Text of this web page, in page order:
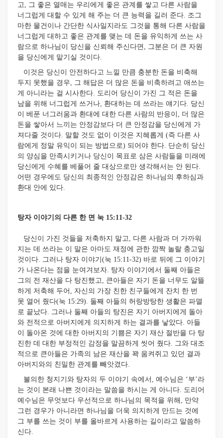
고, 그 좋은 열매는 우리에게 좋은 관계를 쌓고 다른 사람을
너그럽게 대할 수 있게 해 주는 더 큰 능력을 길러 준다. 조그
마한 물건이나 간단한 식사일지라도 그것을 통해 다른 사람을
너그럽게 대하고 좋은 관계를 맺는 데 돈을 유익하게 쓰는 사
람으로 하나님이 당신을 신뢰해 주신다면, 그분은 더 큰 자원
을 당신에게 맡기실 것이다.
이것은 당신이 안전하다고 느낄 만큼 충분한 돈을 비축해
두지 못했을 경우, 그 해답은 더 많은 돈을 비축하려고 애쓰는
게 아니라는 걸 시사한다. 도리어 당신이 가진 그 적은 돈을
남을 위해 너그럽게 쓰거나, 환대하는 데 쓰라는 얘기다. 당신
이 베푼 너그러움과 환대에 대한 다른 사람의 반응이, 더 많은
돈을 쌓아서 느끼는 안정감보다 더 큰 안정감을 당신에게 가
져다줄 것이다. 말할 것도 없이 이것은 지혜롭게 (즉 다른 사
람에게 정말 유익이 되는 방법으로) 되어야 한다. 단순히 당신
의 양심을 만족시키거나 당신이 목표로 삼은 사람들을 미래에
당신에게 수혜를 베풀어 줄 대상으로만 생각해서는 안 된다.
어떤 경우에도 당신의 최종적인 안정감은 하나님의 후하심과
환대 안에 있다.
탕자 이야기의 다른 한 면 눅 15:11-32
당신이 가진 것들을 저축하지 말고, 다른 사람과 더 가까워
지는 데 쓰라는 이 말은 아마도 재정에 관한 깜짝 놀랄 충고일
것이다. 그러나 탕자 이야기(눅 15:11-32) 바로 뒤에 그 이야기
가 나온다는 점을 눈여겨보자. 탕자 이야기에서 둘째 아들은
그의 전 재산을 다 탕진했고, 큰아들은 자기 돈을 너무도 알뜰
하게 저축해 두어, 자신의 가장 친한 친구들에게 잔치 한 번
못 열어 줬다(눅 15:29). 둘째 아들의 허랑방탕한 생활은 파멸
로 끝났다. 그러나 둘째 아들의 탕진은 자기 아버지에게 돌아
와 전적으로 아버지에게 의지하게 하는 결과를 낳았다. 아들
이 돌아온 것에 대한 아버지의 기쁨은 자기 재산 절반을 다 탕
진한 데 대한 부정적인 감정을 말끔하게 씻어 줬다. 그와 대조
적으로 큰아들은 가족의 남은 재산을 꽉 움켜쥐고 있던 결과
아버지와의 친밀한 관계를 빼앗겼다.
불의한 청지기와 탕자의 두 이야기 속에서, 예수님은 ‘부’라
는 것이 본래 나쁜 것이라는 말씀을 하시는 게 아니다. 도리어
예수님은 무엇보다 우선적으로 하나님의 목적을 위해, 만약
그런 경우가 아니라면 하나님을 더욱 의지하게 만드는 것에
그 부를 쓰는 것이 부를 올바르게 사용하는 길이라고 말씀하
신다.